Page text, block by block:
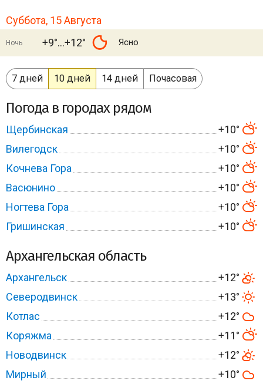
Суббота, 15 Августа
Ночь +9° +12° Ясно
7 дней 10 дней 14 дней Почасовая
Погода в городах рядом
Щербинская
+10°
Вилегодск
+10°
Кочнева Гора
+10°
Васюнино
+10°
Ногтева Гора
+10°
Гришинская
+10°
Архангельская область
Архангельск
+12°
Северодвинск
+13°
Котлас
+12°
Коряжма
+11°
Новодвинск
+12°
Мирный
+10°